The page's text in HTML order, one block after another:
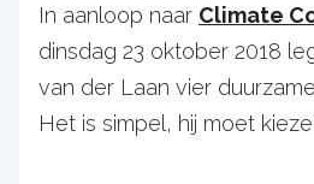
In aanloop naar Climate
dinsdag 23 oktober 2018
van der Laan vier
Het is simpel, hij moet